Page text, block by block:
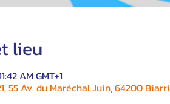
lieu
AM GMT+1
55 Av. du Maréchal Juin, 64200